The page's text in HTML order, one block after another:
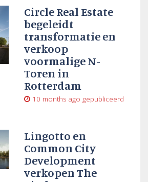
Circle Real Estate
begeleidt
transformatie en
verkoop
voormalige N-
Toren in
Rotterdam
10 months ago gepubliceerd
Lingotto en
Common City
Development
verkopen The